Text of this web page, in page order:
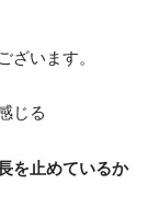
ざいます。
じる
を止めているか